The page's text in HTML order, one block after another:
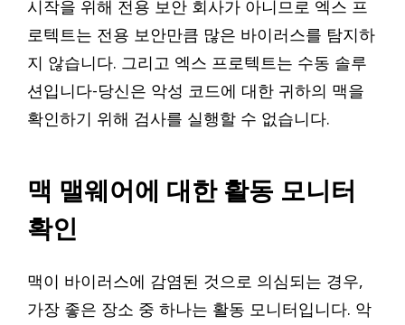
시작을 위해 전용 보안 회사가 아니므로 엑스 프
로텍트는 전용 보안만큼 많은 바이러스를 탐지하
지 않습니다. 그리고 엑스 프로텍트는 수동 솔루
션입니다-당신은 악성 코드에 대한 귀하의 맥을
확인하기 위해 검사를 실행할 수 없습니다.
맥 맬웨어에 대한 활동 모니터
확인
맥이 바이러스에 감염된 것으로 의심되는 경우,
가장 좋은 장소 중 하나는 활동 모니터입니다. 악